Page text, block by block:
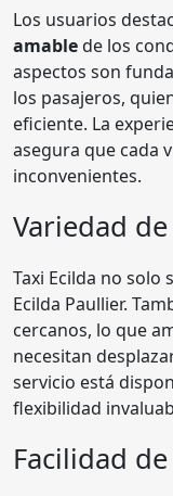
Los usuarios
amablede los
aspectos son
los pasajeros,
eficiente. La
asegura que cada
inconvenientes.
Variedad
Taxi Ecilda no
Ecilda Paullier.
cercanos, lo que
necesitan
servicio está
flexibilidad
Facilidad de